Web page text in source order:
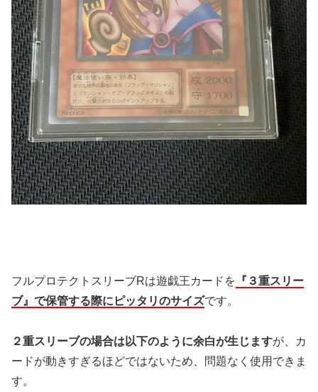
フルプロテクトスリーブRは遊戯王カードを 『３重スリー
ブ』で保管する際にピッタリのサイズです。
２重スリーブの場合は以下のように余白が生じますが、カ
ードが動きすぎるほどではないため、問題なく使用できま
す。